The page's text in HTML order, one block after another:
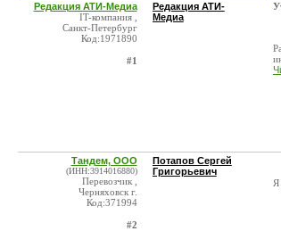
Редакция АТИ-Медиа
IT-компания ,
Санкт-Петербург
Код:1971890
#1
Редакция АТИ-
Медиа
Тандем, ООО
(ИНН:3914016880)
Перевозчик ,
Черняховск г.
Код:371994
#2
Потапов Сергей
Григорьевич
Я